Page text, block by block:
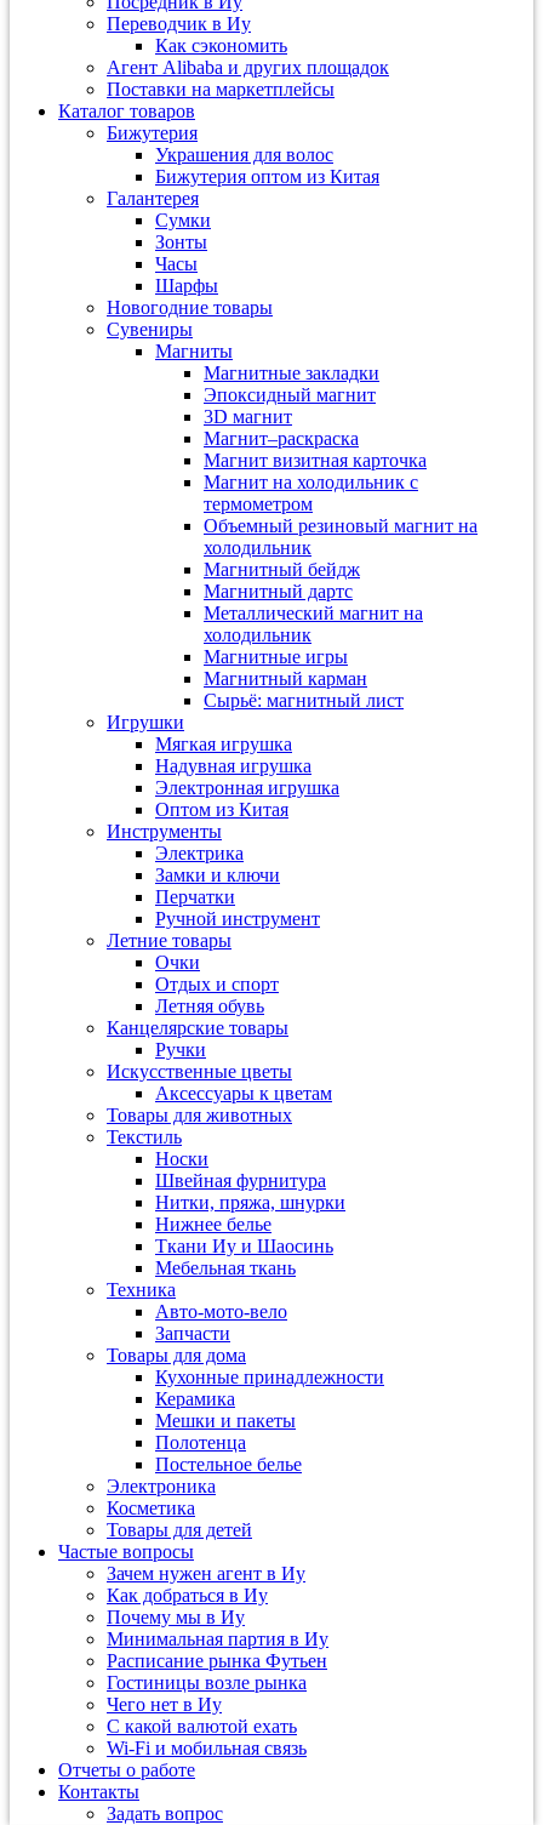
Переводчик в Иу
Как сэкономить
Агент Alibaba и других площадок
Поставки на маркетплейсы
Каталог товаров
Бижутерия
Украшения для волос
Бижутерия оптом из Китая
Галантерея
Сумки
Зонты
Часы
Шарфы
Новогодние товары
Сувениры
Магниты
Магнитные закладки
Эпоксидный магнит
3D магнит
Магнит–раскраска
Магнит визитная карточка
Магнит на холодильник с
термометром
Объемный резиновый магнит на
холодильник
Магнитный бейдж
Магнитный дартс
Металлический магнит на
холодильник
Магнитные игры
Магнитный карман
Сырьё: магнитный лист
Игрушки
Мягкая игрушка
Надувная игрушка
Электронная игрушка
Оптом из Китая
Инструменты
Электрика
Замки и ключи
Перчатки
Ручной инструмент
Летние товары
Очки
Отдых и спорт
Летняя обувь
Канцелярские товары
Ручки
Искусственные цветы
Аксессуары к цветам
Товары для животных
Текстиль
Носки
Швейная фурнитура
Нитки, пряжа, шнурки
Нижнее белье
Ткани Иу и Шаосинь
Мебельная ткань
Техника
Авто-мото-вело
Запчасти
Товары для дома
Кухонные принадлежности
Керамика
Мешки и пакеты
Полотенца
Постельное белье
Электроника
Косметика
Товары для детей
Частые вопросы
Зачем нужен агент в Иу
Как добраться в Иу
Почему мы в Иу
Минимальная партия в Иу
Расписание рынка Футьен
Гостиницы возле рынка
Чего нет в Иу
С какой валютой ехать
Wi-Fi и мобильная связь
Отчеты о работе
Контакты
Задать вопрос